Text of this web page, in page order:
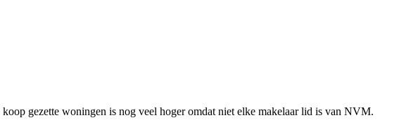
gezette woningen is nog veel hoger omdat niet elke makelaar lid is van NVM.